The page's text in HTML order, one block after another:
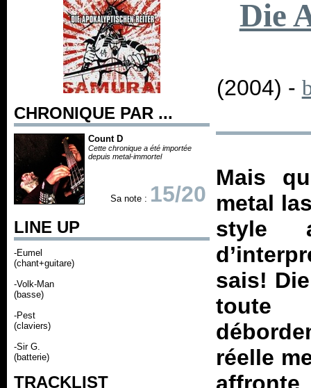
CHRONIQUE PAR ...
Count D
Cette chronique a été importée
depuis metal-immortel
Sa note : 15/20
LINE UP
-Eumel
(chant+guitare)
-Volk-Man
(basse)
-Pest
(claviers)
-Sir G.
(batterie)
TRACKLIST
Die
(2004) -
Mais
metal
style
sais!
toute
réelle